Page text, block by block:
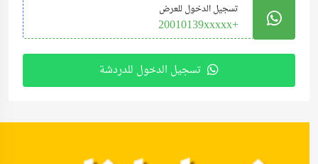
تسجيل الدخول للعرض
+20010139xxxxx
تسجيل الدخول للدردشة